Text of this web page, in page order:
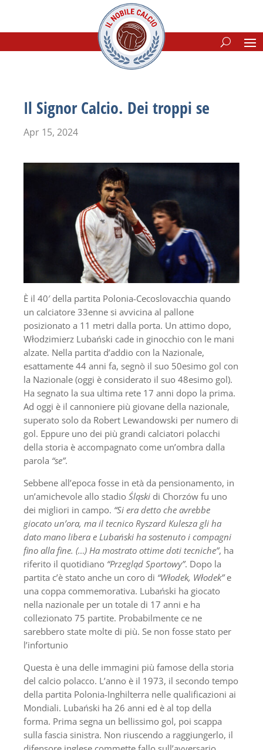
Il Signor Calcio. Dei troppi se
Apr 15, 2024
È il 40′ della partita Polonia-Cecoslovacchia quando
un calciatore 33enne si avvicina al pallone
posizionato a 11 metri dalla porta. Un attimo dopo,
Włodzimierz Lubański cade in ginocchio con le mani
alzate. Nella partita d’addio con la Nazionale,
esattamente 44 anni fa, segnò il suo 50esimo gol con
la Nazionale (oggi è considerato il suo 48esimo gol).
Ha segnato la sua ultima rete 17 anni dopo la prima.
Ad oggi è il cannoniere più giovane della nazionale,
superato solo da Robert Lewandowski per numero di
gol. Eppure uno dei più grandi calciatori polacchi
della storia è accompagnato come un’ombra dalla
parola “se”.
Sebbene all’epoca fosse in età da pensionamento, in
un’amichevole allo stadio Śląski di Chorzów fu uno
dei migliori in campo. “Si era detto che avrebbe
giocato un’ora, ma il tecnico Ryszard Kulesza gli ha
dato mano libera e Lubański ha sostenuto i compagni
fino alla fine. (…) Ha mostrato ottime doti tecniche”, ha
riferito il quotidiano “Przegląd Sportowy”. Dopo la
partita c’è stato anche un coro di “Włodek, Włodek”e
una coppa commemorativa. Lubański ha giocato
nella nazionale per un totale di 17 anni e ha
collezionato 75 partite. Probabilmente ce ne
sarebbero state molte di più. Se non fosse stato per
l’infortunio
Questa è una delle immagini più famose della storia
del calcio polacco. L’anno è il 1973, il secondo tempo
della partita Polonia-Inghilterra nelle qualificazioni ai
Mondiali. Lubański ha 26 anni ed è al top della
forma. Prima segna un bellissimo gol, poi scappa
sulla fascia sinistra. Non riuscendo a raggiungerlo, il